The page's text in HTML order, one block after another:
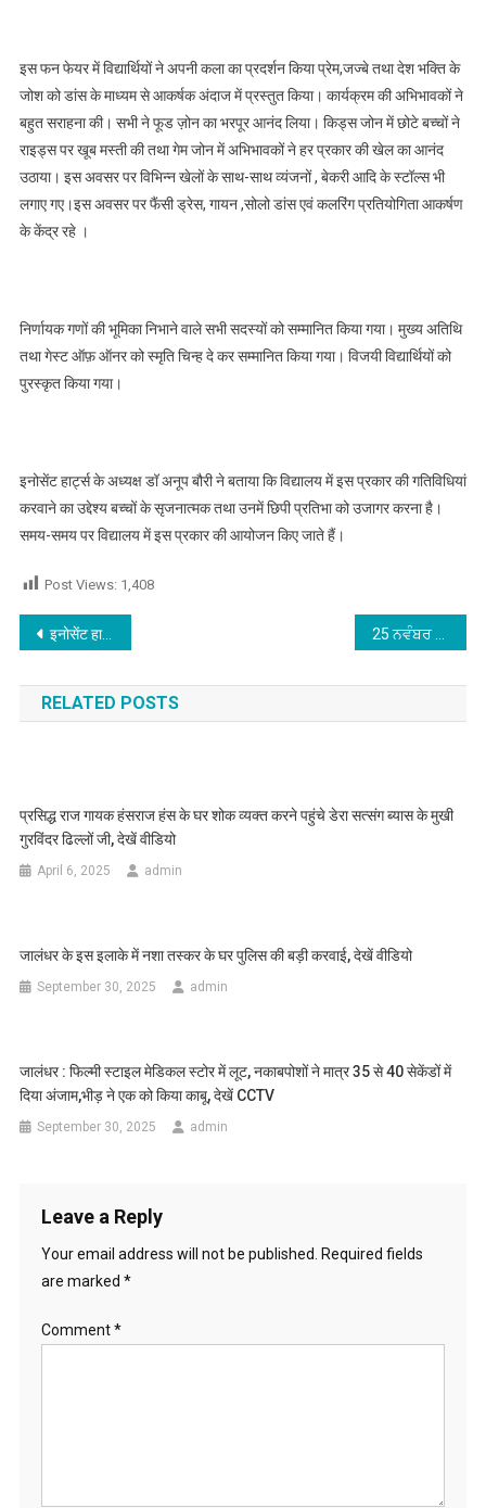
इस फन फेयर में विद्यार्थियों ने अपनी कला का प्रदर्शन किया प्रेम,जज्बे तथा देश भक्ति के
जोश को डांस के माध्यम से आकर्षक अंदाज में प्रस्तुत किया। कार्यक्रम की अभिभावकों ने
बहुत सराहना की। सभी ने फूड ज़ोन का भरपूर आनंद लिया। किड्स जोन में छोटे बच्चों ने
राइड्स पर खूब मस्ती की तथा गेम जोन में अभिभावकों ने हर प्रकार की खेल का आनंद
उठाया। इस अवसर पर विभिन्न खेलों के साथ-साथ व्यंजनों , बेकरी आदि के स्टॉल्स भी
लगाए गए।इस अवसर पर फैंसी ड्रेस, गायन ,सोलो डांस एवं कलरिंग प्रतियोगिता आकर्षण
के केंद्र रहे ।
निर्णायक गणों की भूमिका निभाने वाले सभी सदस्यों को सम्मानित किया गया। मुख्य अतिथि
तथा गेस्ट ऑफ़ ऑनर को स्मृति चिन्ह दे कर सम्मानित किया गया। विजयी विद्यार्थियों को
पुरस्कृत किया गया।
इनोसेंट हार्ट्स के अध्यक्ष डॉ अनूप बौरी ने बताया कि विद्यालय में इस प्रकार की गतिविधियां
करवाने का उद्देश्य बच्चों के सृजनात्मक तथा उनमें छिपी प्रतिभा को उजागर करना है।
समय-समय पर विद्यालय में इस प्रकार की आयोजन किए जाते हैं।
Post Views: 1,408
Post navigation
इनोसेंट हार्ट्स स्कूल में डेंटल चेॅकअप कैंप में हुई बच्चों के दाँतों की जाँच
RELATED POSTS
प्रसिद्ध राज गायक हंसराज हंस के घर शोक व्यक्त करने पहुंचे डेरा सत्संग ब्यास के मुखी
गुरविंदर ढिल्लों जी, देखें वीडियो
April 6, 2025 admin
जालंधर के इस इलाके में नशा तस्कर के घर पुलिस की बड़ी करवाई, देखें वीडियो
September 30, 2025 admin
जालंधर : फिल्मी स्टाइल मेडिकल स्टोर में लूट, नकाबपोशों ने मात्र 35 से 40 सेकेंडों में
दिया अंजाम,भीड़ ने एक को किया काबू, देखें CCTV
September 30, 2025 admin
Leave a Reply
Your email address will not be published.
Required fields
are marked *
Comment*